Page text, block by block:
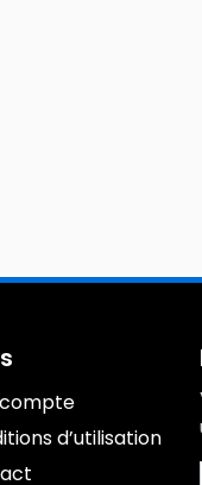
d’utilisation